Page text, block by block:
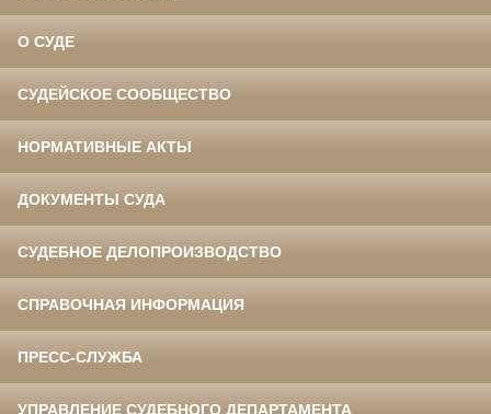
О СУДЕ
СУДЕЙСКОЕ СООБЩЕСТВО
НОРМАТИВНЫЕ АКТЫ
ДОКУМЕНТЫ СУДА
СУДЕБНОЕ ДЕЛОПРОИЗВОДСТВО
СПРАВОЧНАЯ ИНФОРМАЦИЯ
ПРЕСС-СЛУЖБА
УПРАВЛЕНИЕ СУДЕБНОГО ДЕПАРТАМЕНТА